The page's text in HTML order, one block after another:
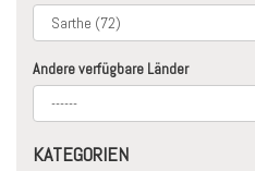
Andere verfügbare Länder
KATEGORIEN